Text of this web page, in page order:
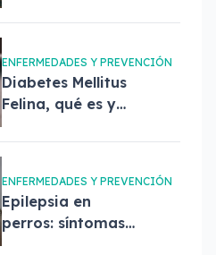
ENFERMEDADES Y PREVENCIÓN
Diabetes Mellitus
Felina, qué es y
ENFERMEDADES Y PREVENCIÓN
Epilepsia en
perros: síntomas,